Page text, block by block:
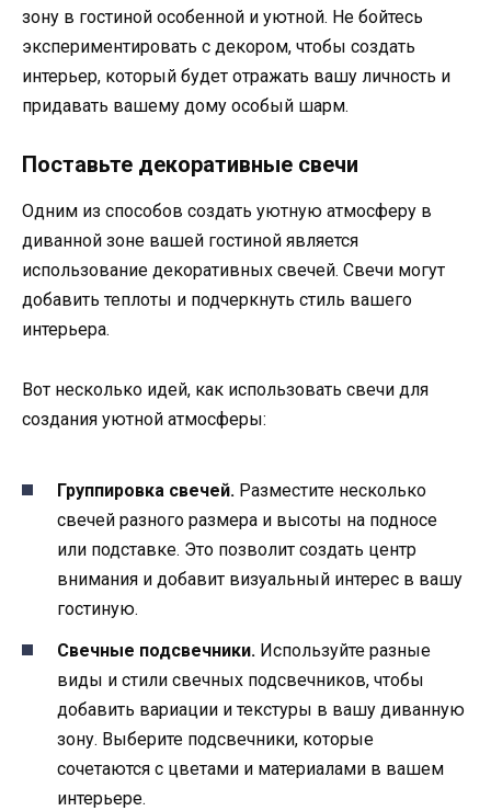
зону в гостиной особенной и уютной. Не бойтесь
экспериментировать с декором, чтобы создать
интерьер, который будет отражать вашу личность и
придавать вашему дому особый шарм.
Поставьте декоративные свечи
Одним из способов создать уютную атмосферу в
диванной зоне вашей гостиной является
использование декоративных свечей. Свечи могут
добавить теплоты и подчеркнуть стиль вашего
интерьера.
Вот несколько идей, как использовать свечи для
создания уютной атмосферы:
Группировка свечей. Разместите несколько
свечей разного размера и высоты на подносе
или подставке. Это позволит создать центр
внимания и добавит визуальный интерес в вашу
гостиную.
Свечные подсвечники. Используйте разные
виды и стили свечных подсвечников, чтобы
добавить вариации и текстуры в вашу диванную
зону. Выберите подсвечники, которые
сочетаются с цветами и материалами в вашем
интерьере.